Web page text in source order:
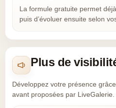
La formule gratuite permet
puis d’évoluer ensuite selon
Plus de
Développez votre présence
avant proposées par LiveGalerie.